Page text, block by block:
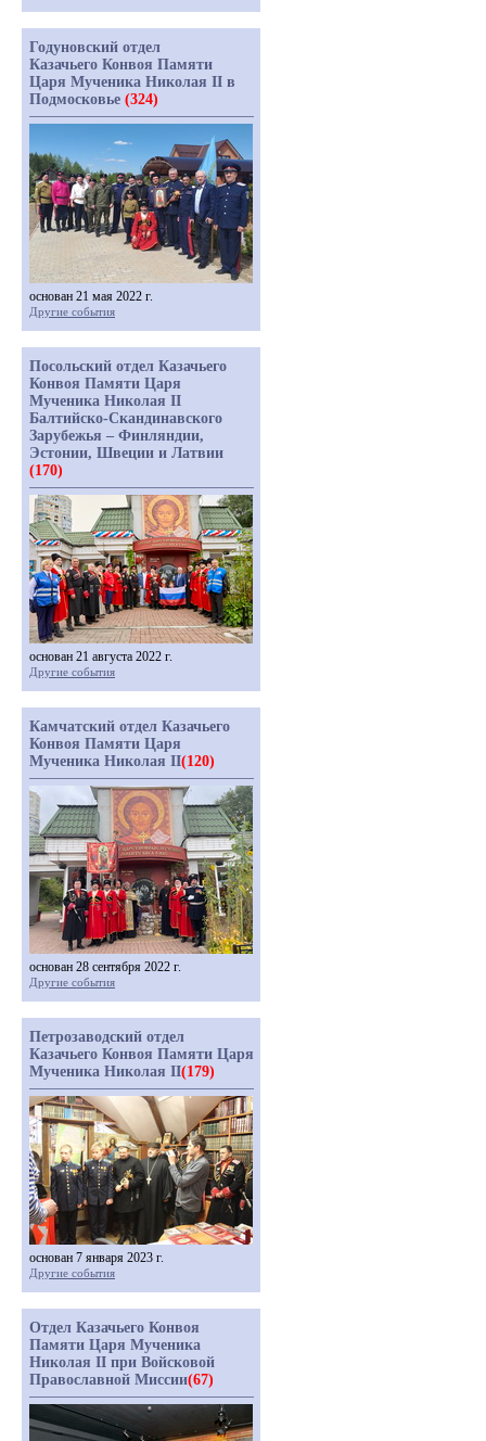
Годуновский отдел
Казачьего Конвоя Памяти
Царя Мученика Николая II в
Подмосковье (324)
основан 21 мая 2022 г.
Другие события
Посольский отдел Казачьего
Конвоя Памяти Царя
Мученика Николая II
Балтийско-Скандинавского
Зарубежья – Финляндии,
Эстонии, Швеции и Латвии
(170)
основан 21 августа 2022 г.
Другие события
Камчатский отдел Казачьего
Конвоя Памяти Царя
Мученика Николая II(120)
основан 28 сентября 2022 г.
Другие события
Петрозаводский отдел
Казачьего Конвоя Памяти Царя
Мученика Николая II(179)
основан 7 января 2023 г.
Другие события
Отдел Казачьего Конвоя
Памяти Царя Мученика
Николая II при Войсковой
Православной Миссии(67)